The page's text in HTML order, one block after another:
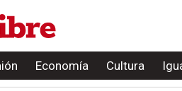
Economía Cultura